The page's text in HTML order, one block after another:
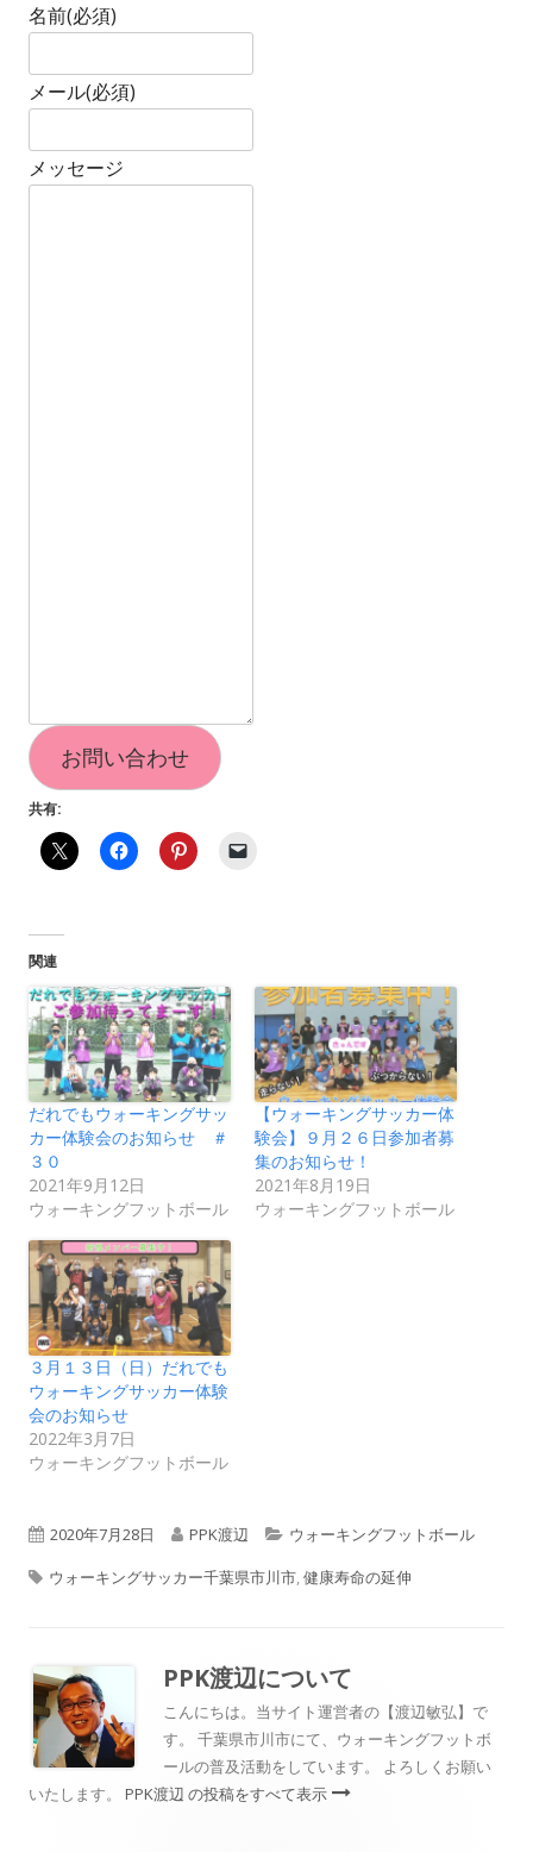
名前(必須)
メール(必須)
メッセージ
お問い合わせ
共有:
関連
だれでもウォーキングサッ
カー体験会のお知らせ ＃
３０
2021年9月12日
ウォーキングフットボール
【ウォーキングサッカー体
験会】９月２６日参加者募
集のお知らせ！
2021年8月19日
ウォーキングフットボール
３月１３日（日）だれでも
ウォーキングサッカー体験
会のお知らせ
2022年3月7日
ウォーキングフットボール
公
開
2020年7月28日
作
成
PPK渡辺
カ
テ
ー
ウォーキングフットボール
タ
ウォーキングサッカー千葉県市川市,健康寿命の延伸
PPK渡辺について
こんにちは。当サイト運営者の【渡辺敏弘】で
す。 千葉県市川市にて、ウォーキングフットボ
ールの普及活動をしています。 よろしくお願い
いたします。 PPK渡辺 の投稿をすべて表示